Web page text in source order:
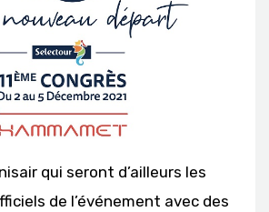
qui seront d’ailleurs les
de l’événement avec des